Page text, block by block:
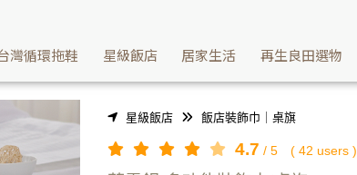
息與儀式感-多功能裝飾巾/落霞銀 | Washcan瓦士肯
灣循環拖鞋 星級飯店 居家生活 再生良田選物
星級飯店 飯店裝飾巾｜桌旗
4.7 / 5 ( 42 users )